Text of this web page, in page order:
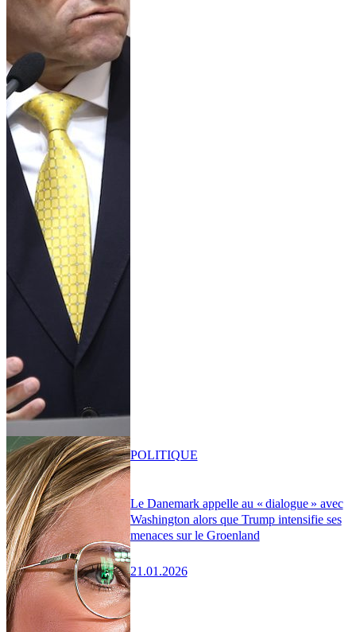
Le Danemark appelle au « dialogue » avec
Washington alors que Trump intensifie ses
menaces sur le Groenland
21.01.2026
POLITIQUE